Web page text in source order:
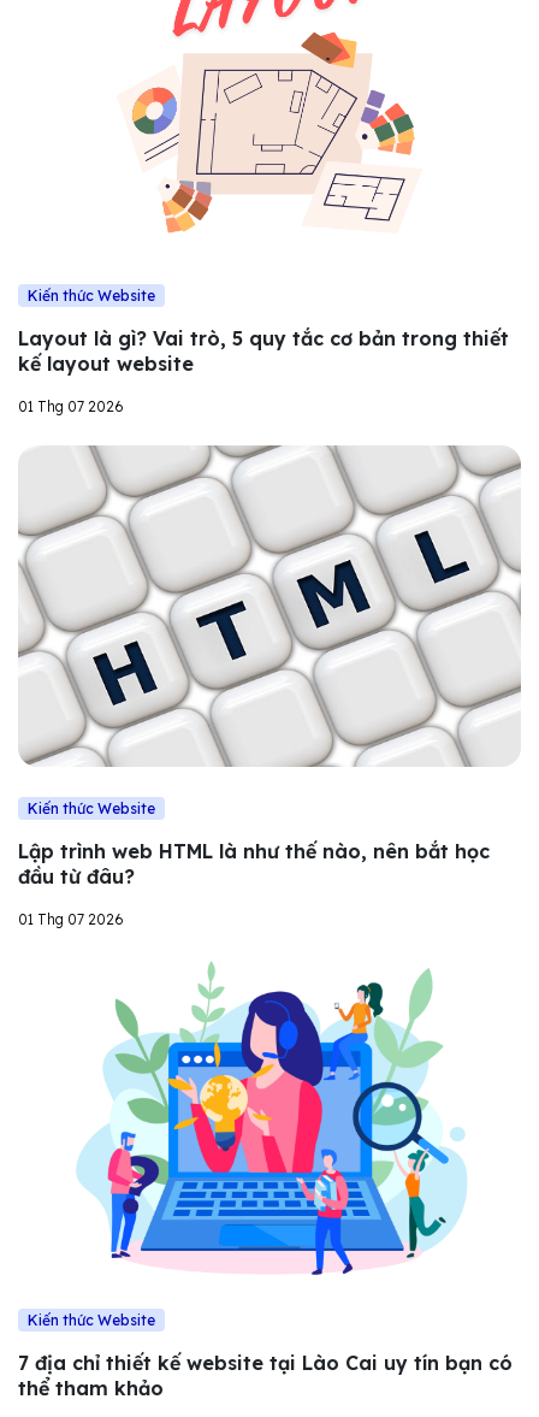
Kiến thức Website
Layout là gì? Vai trò, 5 quy tắc cơ bản trong thiết
kế layout website
01 Thg 07 2026
Kiến thức Website
Lập trình web HTML là như thế nào, nên bắt học
đầu từ đâu?
01 Thg 07 2026
Kiến thức Website
7 địa chỉ thiết kế website tại Lào Cai uy tín bạn có
thể tham khảo